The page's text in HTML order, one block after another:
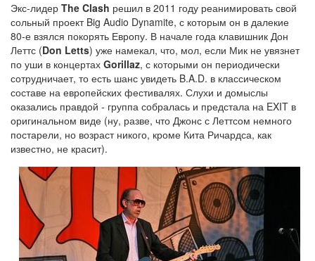
Экс-лидер The Clash решил в 2011 году реанимировать свой
сольный проект Big Audio Dynamite, с которым он в далекие
80-е взялся покорять Европу. В начале года клавишник Дон
Леттс (Don Letts) уже намекал, что, мол, если Мик не увязнет
по уши в концертах Gorillaz, с которыми он периодически
сотрудничает, то есть шанс увидеть B.A.D. в классическом
составе на европейских фестивалях. Слухи и домыслы
оказались правдой - группа собралась и предстала на EXIT в
оригинальном виде (ну, разве, что Джонс с Леттсом немного
постарели, но возраст никого, кроме Кита Ричардса, как
известно, не красит).